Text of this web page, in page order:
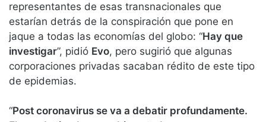
representantes de esas transnacionales que
estarían detrás de la conspiración que pone en
jaque a todas las economías del globo: “Hay que
investigar”, pidió Evo, pero sugirió que algunas
corporaciones privadas sacaban rédito de este tipo
de epidemias.
“Post coronavirus se va a debatir profundamente.